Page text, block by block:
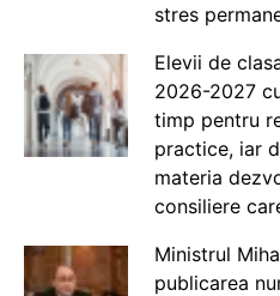
stres
Elevii de
2026-2027
timp pentru
practice, iar
materia
consiliere
Ministrul
publicarea